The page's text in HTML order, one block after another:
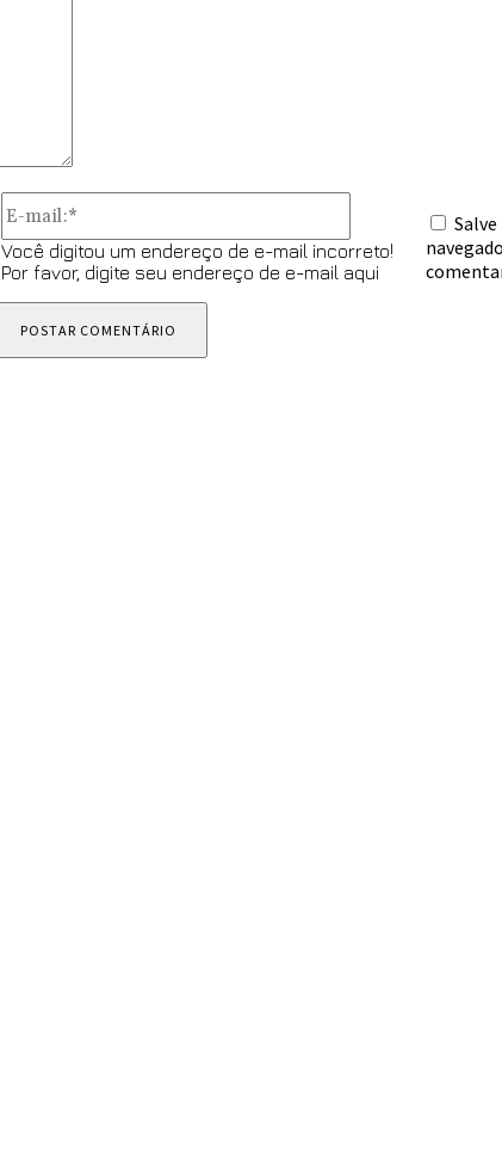
Você digitou um endereço de e-mail incorreto!
Por favor, digite seu endereço de e-mail aqui